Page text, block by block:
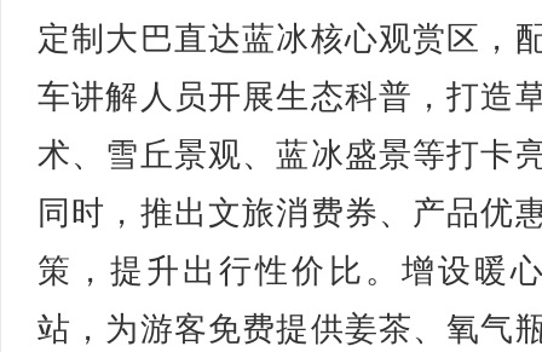
定制大巴直达蓝冰核心观赏区，
车讲解人员开展生态科普，打造
术、雪丘景观、蓝冰盛景等打卡
同时，推出文旅消费券、产品优
策，提升出行性价比。增设暖
站，为游客免费提供姜茶、氧气